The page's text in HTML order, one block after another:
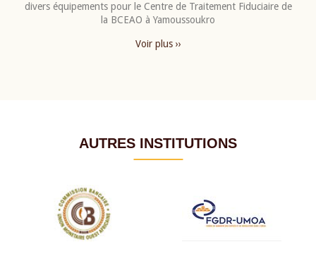
divers équipements pour le Centre de Traitement Fiduciaire de
la BCEAO à Yamoussoukro
Voir plus ››
AUTRES INSTITUTIONS